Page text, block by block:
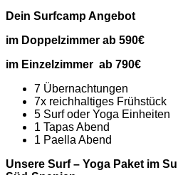
Dein Surfcamp Angebot
im Doppelzimmer ab 590€
im Einzelzimmer ab 790€
7 Übernachtungen
7x reichhaltiges Frühstück
5 Surf oder Yoga Einheiten
1 Tapas Abend
1 Paella Abend
Unsere Surf – Yoga Paket im